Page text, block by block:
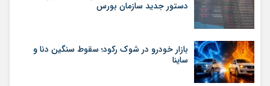
دستور جدید سازمان بورس
بازار خودرو در شوک رکود؛ سقوط سنگین دنا و
ساینا